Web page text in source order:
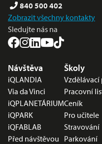
840 500 402
Zobrazit všechny kontakty
Sledujte nás na
Nabídka v zápatí
Návštěva
iQLANDIA
Via da Vinci
iQPLANETÁRIUM
iQPARK
iQFABLAB
Před návštěvou
Školy
Pracovní
Ceník
Pro učitele
Stravování
Parkování